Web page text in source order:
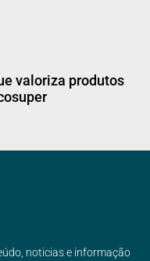
valoriza produtos
noticias e informação